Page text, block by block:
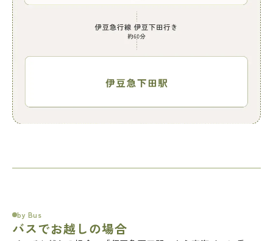
by Bus
バスでお越しの場合